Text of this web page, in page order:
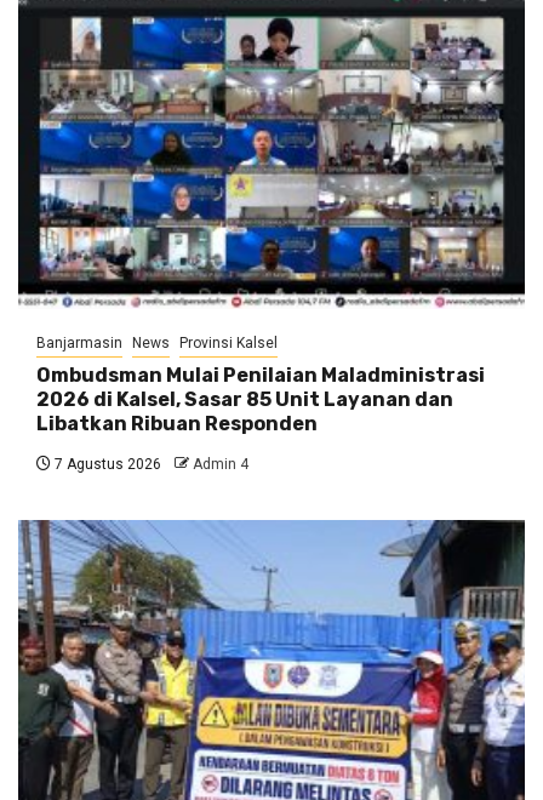
Banjarmasin News Provinsi Kalsel
Ombudsman Mulai Penilaian Maladministrasi
2026 di Kalsel, Sasar 85 Unit Layanan dan
Libatkan Ribuan Responden
7 Agustus 2026 Admin 4